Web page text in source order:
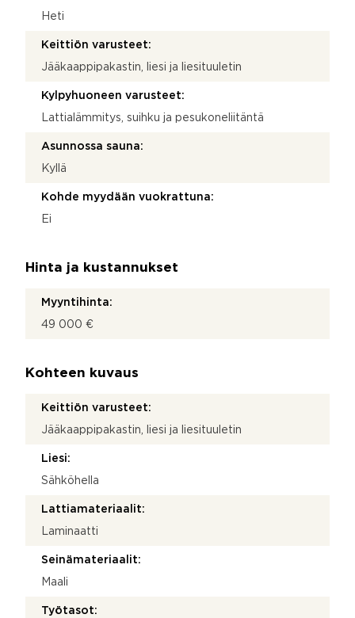
Heti
Keittiön varusteet:
Jääkaappipakastin, liesi ja liesituuletin
Kylpyhuoneen varusteet:
Lattialämmitys, suihku ja pesukoneliitäntä
Asunnossa sauna:
Kyllä
Kohde myydään vuokrattuna:
Ei
Hinta ja kustannukset
Myyntihinta:
49 000 €
Kohteen kuvaus
Keittiön varusteet:
Jääkaappipakastin, liesi ja liesituuletin
Liesi:
Sähköhella
Lattiamateriaalit:
Laminaatti
Seinämateriaalit:
Maali
Työtasot: